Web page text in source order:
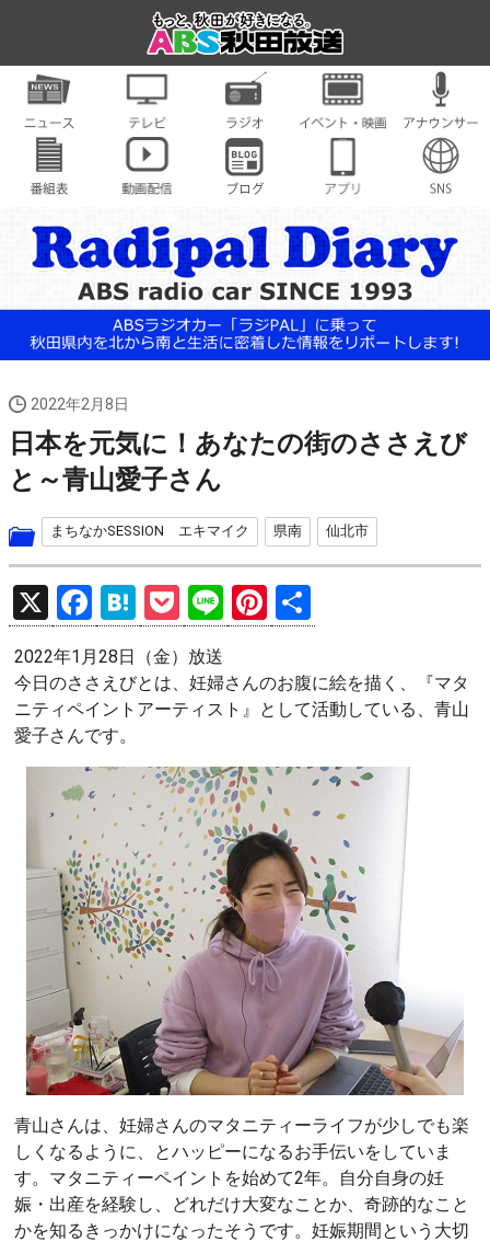
2022年2月8日
日本を元気に！あなたの街のささえび
と～青山愛子さん
まちなかSESSION エキマイク 県南 仙北市
X
F
a
ce
b
o
o
k
H
at
e
n
P
o
ck
et
Li
n
e
Pi
nt
er
es
有
2022年1月28日（金）放送
今日のささえびとは、妊婦さんのお腹に絵を描く、『マタ
ニティペイントアーティスト』として活動している、青山
愛子さんです。
青山さんは、妊婦さんのマタニティーライフが少しでも楽
しくなるように、とハッピーになるお手伝いをしていま
す。マタニティーペイントを始めて2年。自分自身の妊
娠・出産を経験し、どれだけ大変なことか、奇跡的なこと
かを知るきっかけになったそうです。妊娠期間という大切